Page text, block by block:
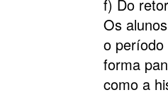
f) Do
Os
o
forma
como a